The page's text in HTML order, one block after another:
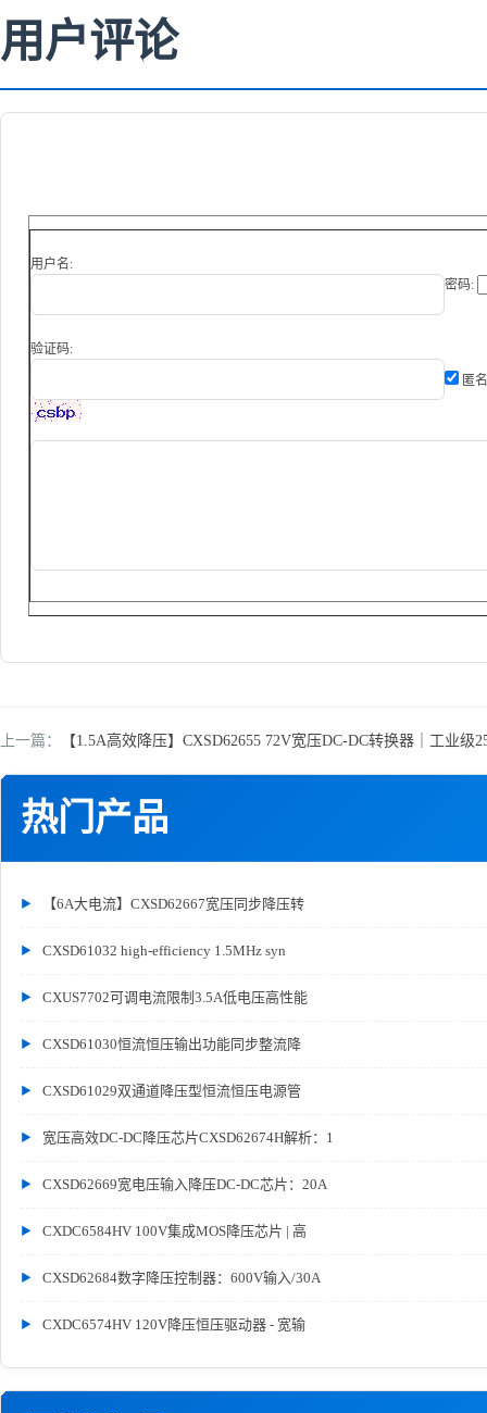
热门产品
【6A大电流】CXSD62667宽压同步降压转
CXSD61032 high-efficiency 1.5MHz syn
CXUS7702可调电流限制3.5A低电压高性能
CXSD61030恒流恒压输出功能同步整流降
CXSD61029双通道降压型恒流恒压电源管
宽压高效DC-DC降压芯片CXSD62674H解析：1
CXSD62669宽电压输入降压DC-DC芯片：20A
CXDC6584HV 100V集成MOS降压芯片 | 高
CXSD62684数字降压控制器：600V输入/30A
CXDC6574HV 120V降压恒压驱动器 - 宽输
用户评论
用户名:
密码:
验证码:
匿
上一篇： 【1.5A高效降压】CXSD62655 72V宽压DC-DC转换器｜工业级